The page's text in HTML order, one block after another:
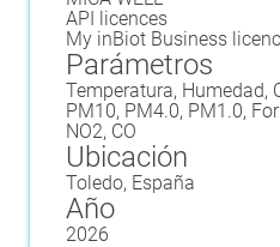
API licences
My inBiot Business
Parámetros
Temperatura, Humedad,
PM10, PM4.0, PM1.0,
NO2, CO
Ubicación
Toledo, España
Año
2026